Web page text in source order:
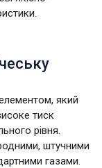
який
тиск
рівня.
штучними
газами.